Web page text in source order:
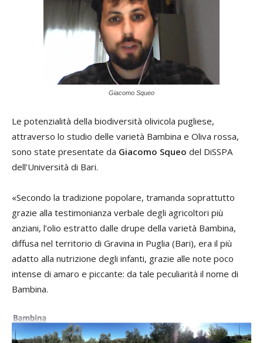
Giacomo Squeo
Le potenzialità della biodiversità olivicola pugliese,
attraverso lo studio delle varietà Bambina e Oliva rossa,
sono state presentate da Giacomo Squeo del DiSSPA
dell’Università di Bari.
«Secondo la tradizione popolare, tramanda soprattutto
grazie alla testimonianza verbale degli agricoltori più
anziani, l’olio estratto dalle drupe della varietà Bambina,
diffusa nel territorio di Gravina in Puglia (Bari), era il più
adatto alla nutrizione degli infanti, grazie alle note poco
intense di amaro e piccante: da tale peculiarità il nome di
Bambina.